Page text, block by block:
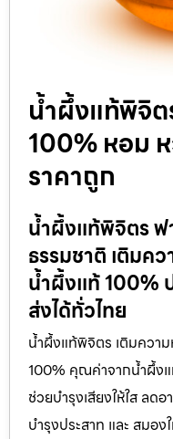
น้ำผึ้งแท้พิจิ
100% หอม
ราคาถูก
น้ำผึ้งแท้พิจิตร
ธรรมชาติ เติมค
น้ำผึ้งแท้ 100%
ส่งได้ทั่วไทย
น้ำผึ้งแท้พิจิตร เติมควา
100% คุณค่าจากน้ำผึ้ง
ช่วยบำรุงเสียงให้ใส ลด
บำรุงประสาท และ สมอง